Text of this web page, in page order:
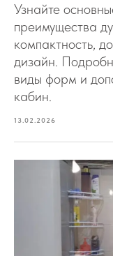
Узнайте
преимущества
компактность,
дизайн.
виды форм и
кабин.
13.02.2026